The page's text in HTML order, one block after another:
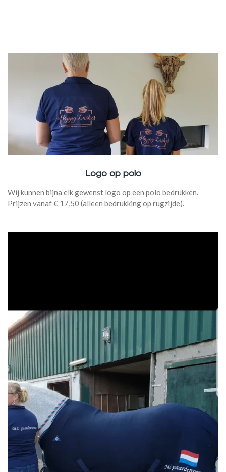
Logo op polo
Wij kunnen bijna elk gewenst logo op een polo bedrukken.
Prijzen vanaf € 17,50 (alleen bedrukking op rugzijde).